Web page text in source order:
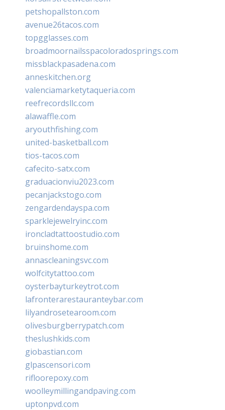
petshopallston.com
avenue26tacos.com
topgglasses.com
broadmoornailsspacoloradosprings.com
missblackpasadena.com
anneskitchen.org
valenciamarketytaqueria.com
reefrecordsllc.com
alawaffle.com
aryouthfishing.com
united-basketball.com
tios-tacos.com
cafecito-satx.com
graduacionviu2023.com
pecanjackstogo.com
zengardendayspa.com
sparklejewelryinc.com
ironcladtattoostudio.com
bruinshome.com
annascleaningsvc.com
wolfcitytattoo.com
oysterbayturkeytrot.com
lafronterarestauranteybar.com
lilyandrosetearoom.com
olivesburgberrypatch.com
theslushkids.com
giobastian.com
glpascensori.com
rifloorepoxy.com
woolleymillingandpaving.com
uptonpvd.com